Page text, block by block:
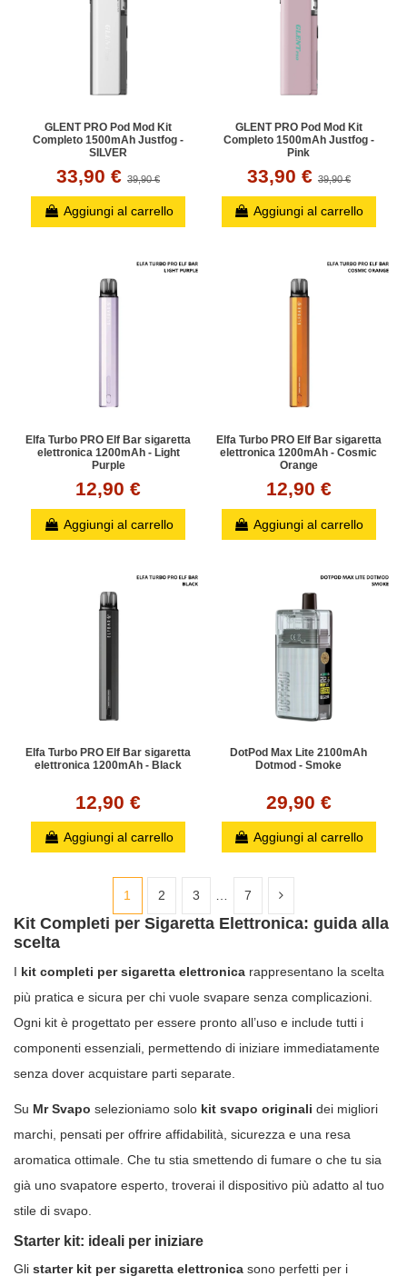
GLENT PRO Pod Mod Kit
Completo 1500mAh Justfog -
SILVER
33,90 €39,90 €
Aggiungi al carrello
GLENT PRO Pod Mod Kit
Completo 1500mAh Justfog -
Pink
33,90 € 39,90 €
Aggiungi al carrello
Elfa Turbo PRO Elf Bar sigaretta
elettronica 1200mAh - Light
Purple
12,90 €
Aggiungi al carrello
Elfa Turbo PRO Elf Bar sigaretta
elettronica 1200mAh - Cosmic
Orange
12,90 €
Aggiungi al carrello
Elfa Turbo PRO Elf Bar sigaretta
elettronica 1200mAh - Black
12,90 €
Aggiungi al carrello
DotPod Max Lite 2100mAh
Dotmod - Smoke
29,90 €
Aggiungi al carrello
1 2 3 … 7
Kit Completi per Sigaretta Elettronica: guida alla
scelta
I kit completi per sigaretta elettronica rappresentano la scelta
più pratica e sicura per chi vuole svapare senza complicazioni.
Ogni kit è progettato per essere pronto all’uso e include tutti i
componenti essenziali, permettendo di iniziare immediatamente
senza dover acquistare parti separate.
Su Mr Svapo selezioniamo solo kit svapo originali dei migliori
marchi, pensati per offrire affidabilità, sicurezza e una resa
aromatica ottimale. Che tu stia smettendo di fumare o che tu sia
già uno svapatore esperto, troverai il dispositivo più adatto al tuo
stile di svapo.
Starter kit: ideali per iniziare
Gli starter kit per sigaretta elettronica sono perfetti per i